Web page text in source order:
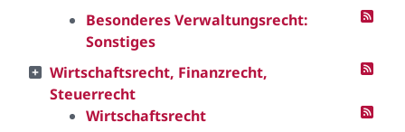
Besonderes Verwaltungsrecht:
Sonstiges
Wirtschaftsrecht, Finanzrecht,
Steuerrecht
Wirtschaftsrecht